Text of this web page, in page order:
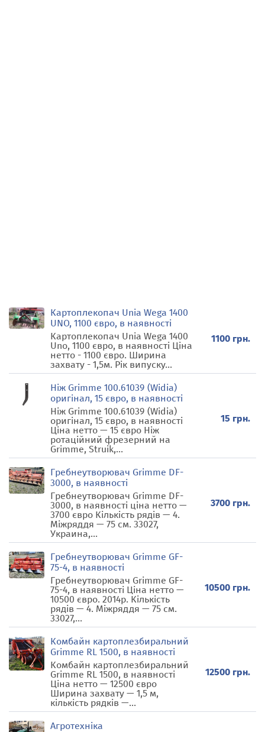
Картоплекопач Unia Wega 1400
UNO, 1100 євро, в наявності
Картоплекопач Unia Wega 1400
Uno, 1100 євро, в наявності Ціна
нетто - 1100 євро. Ширина
захвату - 1,5м. Рік випуску...
1100 грн.
Ніж Grimme 100.61039 (Widia)
оригінал, 15 євро, в наявності
Ніж Grimme 100.61039 (Widia)
оригінал, 15 євро, в наявності
Ціна нетто — 15 євро Ніж
ротаційний фрезерний на
Grimme, Struik,...
15 грн.
Гребнеутворювач Grimme DF-
3000, в наявності
Гребнеутворювач Grimme DF-
3000, в наявності ціна нетто —
3700 євро Кількість рядів — 4.
Міжряддя — 75 см. 33027,
Украина,...
3700 грн.
Гребнеутворювач Grimme GF-
75-4, в наявності
Гребнеутворювач Grimme GF-
75-4, в наявності Ціна нетто —
10500 євро. 2014р. Кількість
рядів — 4. Міжряддя — 75 см.
33027,...
10500 грн.
Комбайн картоплезбиральний
Grimme RL 1500, в наявності
Комбайн картоплезбиральний
Grimme RL 1500, в наявності
Ціна нетто — 12500 євро
Ширина захвату — 1,5 м,
кількість рядків —...
12500 грн.
Агротехніка